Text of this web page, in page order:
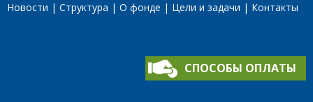
Новости Структура О фонде Цели и задачи Контакты
СПОСОБЫ ОПЛАТЫ